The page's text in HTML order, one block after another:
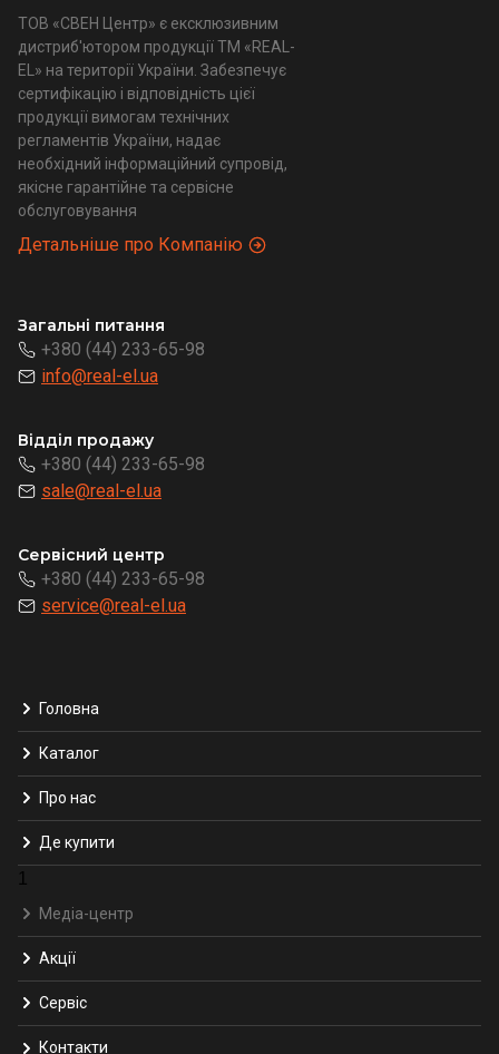
ТОВ «СВЕН Центр» є ексклюзивним
дистриб'ютором продукції ТМ «REAL-
EL» на території України. Забезпечує
сертифікацію і відповідність цієї
продукції вимогам технічних
регламентів України, надає
необхідний інформаційний супровід,
якісне гарантійне та сервісне
обслуговування
Детальніше про Компанію
Загальні питання
+380 (44) 233-65-98
info@real-el.ua
Відділ продажу
+380 (44) 233-65-98
sale@real-el.ua
Сервісний центр
+380 (44) 233-65-98
service@real-el.ua
Головна
Каталог
Про нас
Де купити
1
Медіа-центр
Акції
Сервіс
Контакти